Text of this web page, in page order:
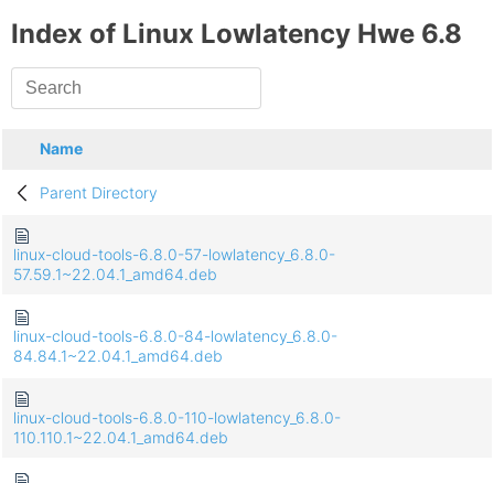
Index of Linux Lowlatency Hwe 6.8
Name
Parent Directory
linux-cloud-tools-6.8.0-57-lowlatency_6.8.0-
57.59.1~22.04.1_amd64.deb
linux-cloud-tools-6.8.0-84-lowlatency_6.8.0-
84.84.1~22.04.1_amd64.deb
linux-cloud-tools-6.8.0-110-lowlatency_6.8.0-
110.110.1~22.04.1_amd64.deb